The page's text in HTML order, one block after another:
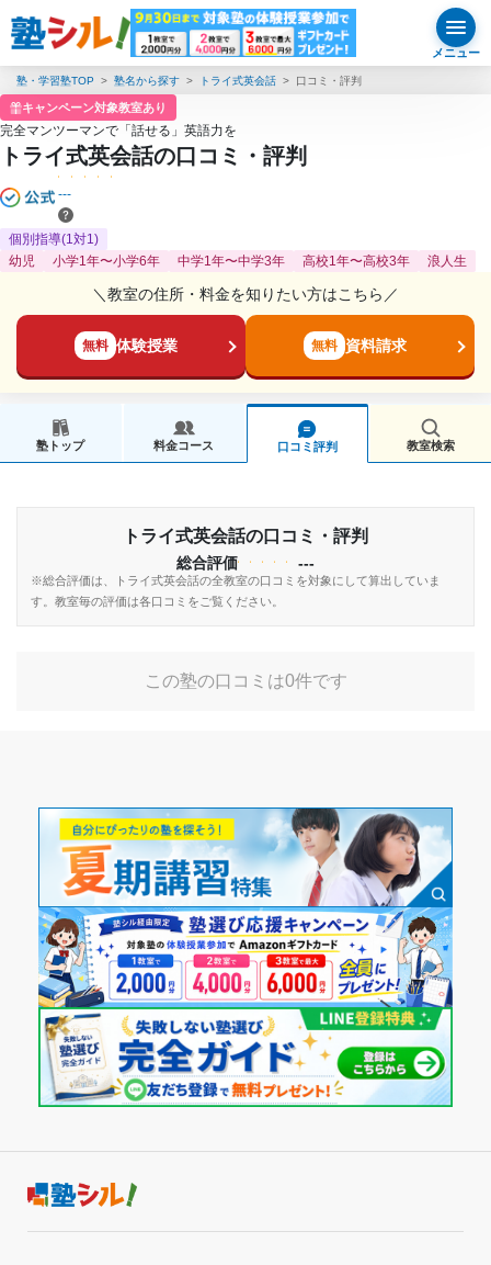
メニュー
塾・学習塾TOP 塾名から探す トライ式英会話 口コミ・評判
キャンペーン対象教室あり
完全マンツーマンで「話せる」英語力を
トライ式英会話の口コミ・評判
---
個別指導(1対1)
幼児
小学1年〜小学6年 中学1年〜中学3年 高校1年〜高校3年 浪人生
＼教室の住所・料金を知りたい方はこちら／
無料 体験授業 無料 資料請求
塾トップ 料金コース 口コミ評判 教室検索
トライ式英会話の口コミ・評判
総合評価 ---
※総合評価は、トライ式英会話の全教室の口コミを対象にして算出していま
す。教室毎の評価は各口コミをご覧ください。
この塾の口コミは0件です